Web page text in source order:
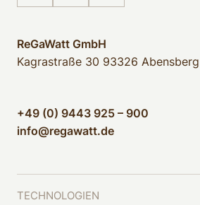
ReGaWatt GmbH
Kagrastraße 30 93326 Abensberg
+49 (0) 9443 925 – 900
info@regawatt.de
TECHNOLOGIEN